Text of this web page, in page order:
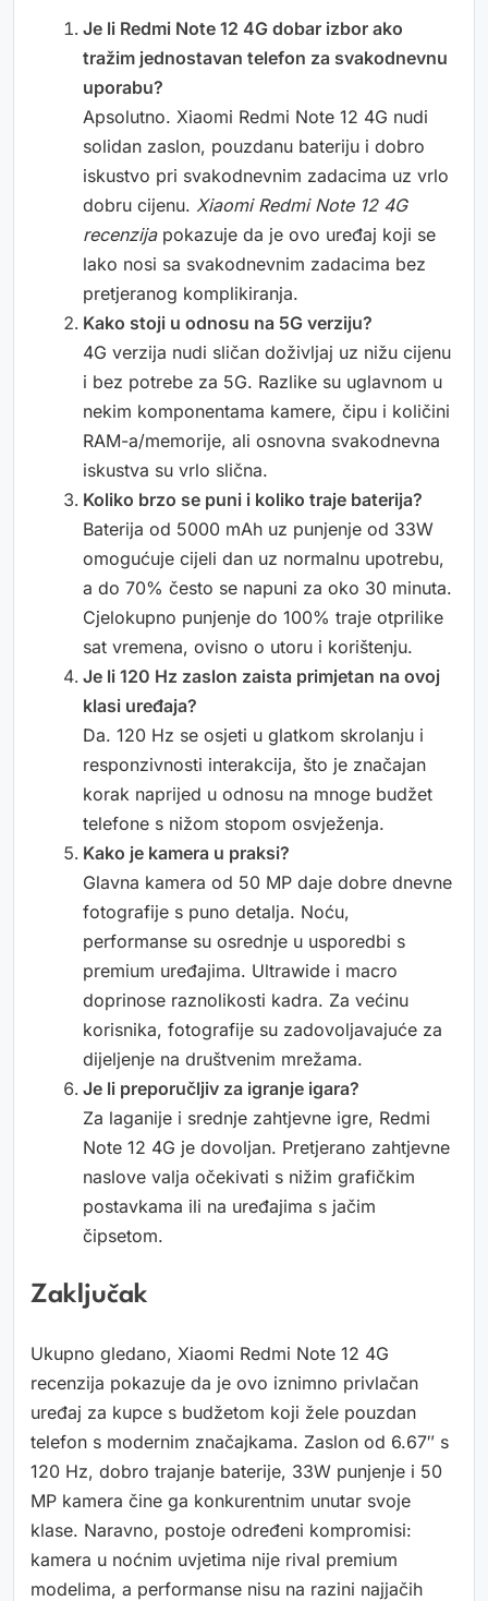
Je li Redmi Note 12 4G dobar izbor ako
tražim jednostavan telefon za svakodnevnu
uporabu?
Apsolutno. Xiaomi Redmi Note 12 4G nudi
solidan zaslon, pouzdanu bateriju i dobro
iskustvo pri svakodnevnim zadacima uz vrlo
dobru cijenu. Xiaomi Redmi Note 12 4G
recenzijapokazuje da je ovo uređaj koji se
lako nosi sa svakodnevnim zadacima bez
pretjeranog komplikiranja.
Kako stoji u odnosu na 5G verziju?
4G verzija nudi sličan doživljaj uz nižu cijenu
i bez potrebe za 5G. Razlike su uglavnom u
nekim komponentama kamere, čipu i količini
RAM-a/memorije, ali osnovna svakodnevna
iskustva su vrlo slična.
Koliko brzo se puni i koliko traje baterija?
Baterija od 5000 mAh uz punjenje od 33W
omogućuje cijeli dan uz normalnu upotrebu,
a do 70% često se napuni za oko 30 minuta.
Cjelokupno punjenje do 100% traje otprilike
sat vremena, ovisno o utoru i korištenju.
Je li 120 Hz zaslon zaista primjetan na ovoj
klasi uređaja?
Da. 120 Hz se osjeti u glatkom skrolanju i
responzivnosti interakcija, što je značajan
korak naprijed u odnosu na mnoge budžet
telefone s nižom stopom osvježenja.
Kako je kamera u praksi?
Glavna kamera od 50 MP daje dobre dnevne
fotografije s puno detalja. Noću,
performanse su osrednje u usporedbi s
premium uređajima. Ultrawide i macro
doprinose raznolikosti kadra. Za većinu
korisnika, fotografije su zadovoljavajuće za
dijeljenje na društvenim mrežama.
Je li preporučljiv za igranje igara?
Za laganije i srednje zahtjevne igre, Redmi
Note 12 4G je dovoljan. Pretjerano zahtjevne
naslove valja očekivati s nižim grafičkim
postavkama ili na uređajima s jačim
čipsetom.
Zaključak
Ukupno gledano, Xiaomi Redmi Note 12 4G
recenzija pokazuje da je ovo iznimno privlačan
uređaj za kupce s budžetom koji žele pouzdan
telefon s modernim značajkama. Zaslon od 6.67″ s
120 Hz, dobro trajanje baterije, 33W punjenje i 50
MP kamera čine ga konkurentnim unutar svoje
klase. Naravno, postoje određeni kompromisi:
kamera u noćnim uvjetima nije rival premium
modelima, a performanse nisu na razini najjačih